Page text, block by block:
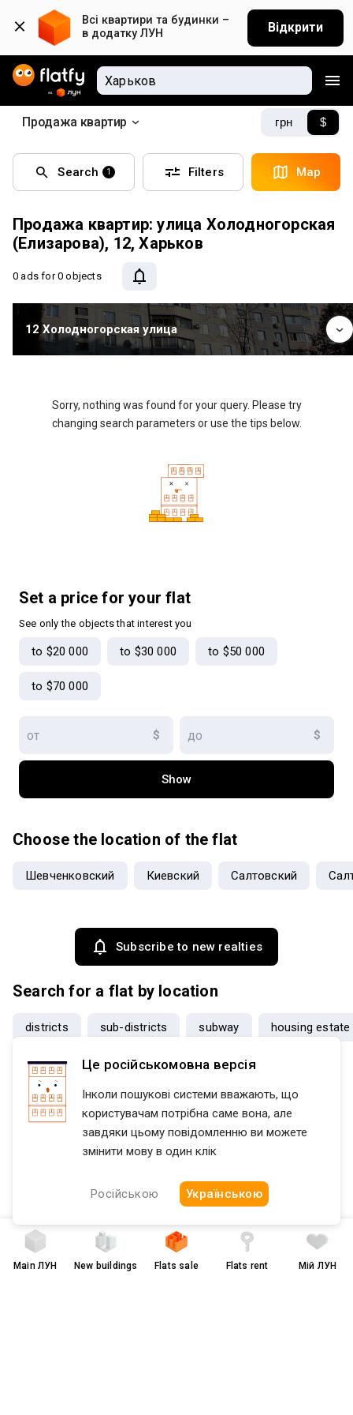
Всі квартири та будинки –
в додатку ЛУН
Відкрити
Продажа квартир грн $
Search 1 Filters Map
Продажа квартир: улица Холодногорская
(Елизарова), 12, Харьков
0 ads for 0 objects
12 Холодногорская улица
Sorry, nothing was found for your query. Please try
changing search parameters or use the tips below.
Set a price for your flat
See only the objects that interest you
to $20 000 to $30 000 to $50 000
to $70 000
$ $
Show
Choose the location of the flat
Шевченковский Киевский Салтовский
Subscribe to new realties
Search for a flat by location
districts sub-districts subway housing estate
Flatfy Продажа квартир Харьковская область region
Terms of Use and Privacy Policy
MainЛУН New buildings Flats sale Flats rent Мій ЛУН
Це російськомовна версія
Інколи пошукові системи вважають, що
користувачам потрібна саме вона, але
завдяки цьому повідомленню ви можете
змінити мову в один клік
Російською Українською